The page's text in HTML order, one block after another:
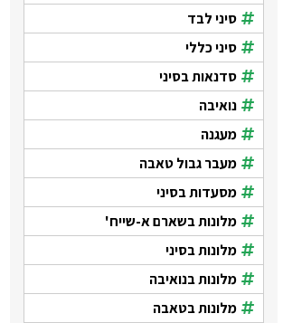
סיני לבד
סיני כללי
סדנאות בסיני
נואיבה
מעגנה
מעבר גבול טאבה
מסעדות בסיני
מלונות בשארם א-שייח'
מלונות בסיני
מלונות בנואיבה
מלונות בטאבה